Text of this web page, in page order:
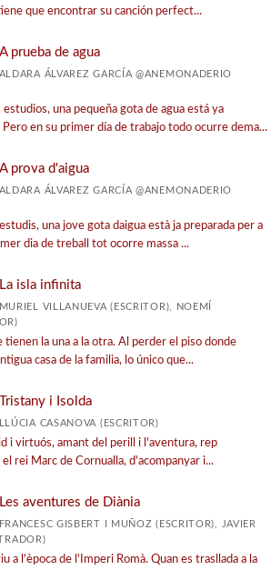
que encontrar su canción perfect...
A prueba de agua
ALDARA ÁLVAREZ GARCÍA @ANEMONADERIO
una pequeña gota de agua está ya
Pero en su primer día de trabajo todo ocurre dema...
A prova d'aigua
ALDARA ÁLVAREZ GARCÍA @ANEMONADERIO
una jove gota daigua està ja preparada per a
dia de treball tot ocorre massa ...
La isla infinita
MURIEL VILLANUEVA (ESCRITOR), NOEMÍ
tienen la una a la otra. Al perder el piso donde
casa de la familia, lo único que...
Tristany i Isolda
LLÚCIA CASANOVA (ESCRITOR)
i virtuós, amant del perill i l'aventura, rep
rei Marc de Cornualla, d'acompanyar i...
Les aventures de Diània
FRANCESC GISBERT I MUÑOZ (ESCRITOR), JAVIER
a l'època de l'Imperi Romà. Quan es trasllada a la